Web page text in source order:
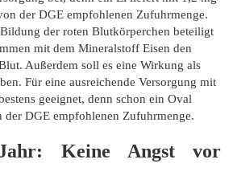
der DGE empfohlenen Zufuhrmenge.
der roten Blutkörperchen beteiligt
mit dem Mineralstoff Eisen den
Außerdem soll es eine Wirkung als
Für eine ausreichende Versorgung mit
geeignet, denn schon ein Oval
DGE empfohlenen Zufuhrmenge.
Keine Angst vor